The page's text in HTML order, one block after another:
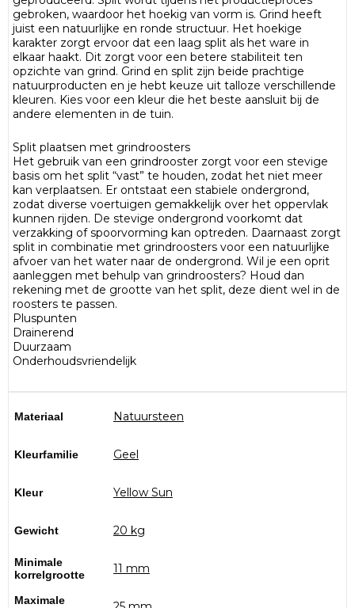
gebroken, waardoor het hoekig van vorm is. Grind heeft
juist een natuurlijke en ronde structuur. Het hoekige
karakter zorgt ervoor dat een laag split als het ware in
elkaar haakt. Dit zorgt voor een betere stabiliteit ten
opzichte van grind. Grind en split zijn beide prachtige
natuurproducten en je hebt keuze uit talloze verschillende
kleuren. Kies voor een kleur die het beste aansluit bij de
andere elementen in de tuin.
Split plaatsen met grindroosters
Het gebruik van een grindrooster zorgt voor een stevige
basis om het split “vast” te houden, zodat het niet meer
kan verplaatsen. Er ontstaat een stabiele ondergrond,
zodat diverse voertuigen gemakkelijk over het oppervlak
kunnen rijden. De stevige ondergrond voorkomt dat
verzakking of spoorvorming kan optreden. Daarnaast zorgt
split in combinatie met grindroosters voor een natuurlijke
afvoer van het water naar de ondergrond. Wil je een oprit
aanleggen met behulp van grindroosters? Houd dan
rekening met de grootte van het split, deze dient wel in de
roosters te passen.
Pluspunten
Drainerend
Duurzaam
Onderhoudsvriendelijk
Materiaal Natuursteen
Kleurfamilie Geel
Kleur Yellow Sun
Gewicht 20 kg
Minimale
korrelgrootte
11 mm
Maximale